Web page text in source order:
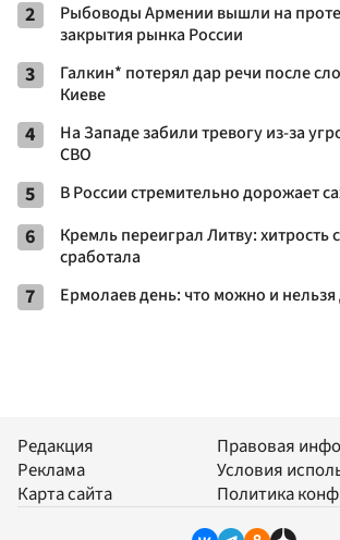
2
Рыбоводы Армении вышли на
закрытия рынка России
3
Галкин* потерял дар речи после
Киеве
4
На Западе забили тревогу из-за
СВО
5 В России стремительно дорожает
6
Кремль переиграл Литву: хитрость
сработала
7 Ермолаев день: что можно и нельзя
Редакция
Реклама
Карта сайта
Правовая
Условия
Политика